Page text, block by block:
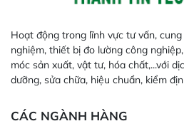
Hoạt động trong lĩnh vực tư vấn,
nghiệm, thiết bị đo lường công
móc sản xuất, vật tư, hóa chất,...với
dưỡng, sửa chữa, hiệu chuẩn, kiểm
CÁC NGÀNH HÀNG